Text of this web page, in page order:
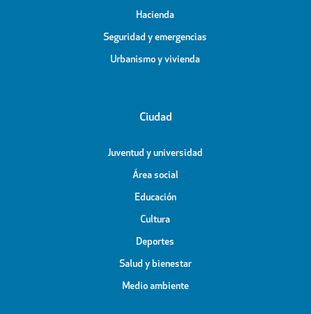
Hacienda
Seguridad y emergencias
Urbanismo y vivienda
Ciudad
Juventud y universidad
Área social
Educación
Cultura
Deportes
Salud y bienestar
Medio ambiente